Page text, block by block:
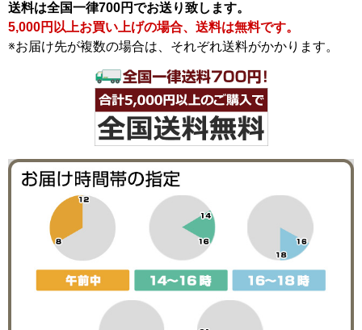
送料は全国一律700円でお送り致します。
5,000円以上お買い上げの場合、送料は無料です。
※お届け先が複数の場合は、それぞれ送料がかかります。